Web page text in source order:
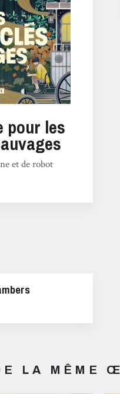
pour les
et de robot
LA MÊME